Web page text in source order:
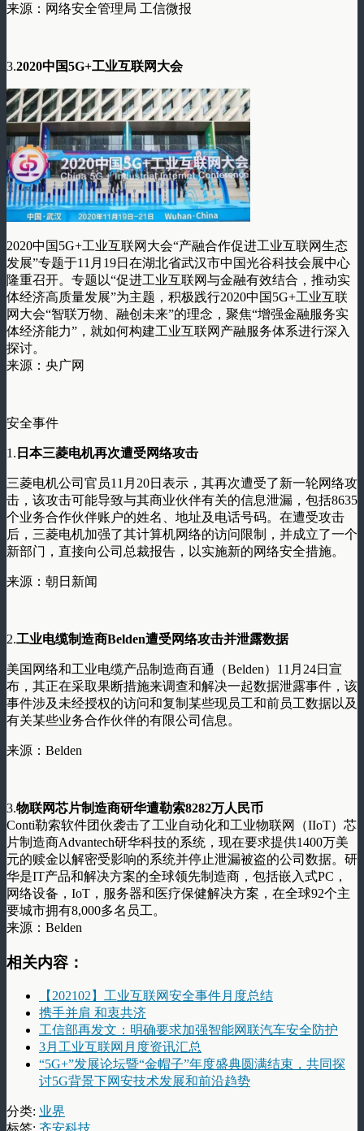
来源：网络安全管理局 工信微报
3.2020中国5G+工业互联网大会
2020中国5G+工业互联网大会“产融合作促进工业互联网生态
发展”专题于11月19日在湖北省武汉市中国光谷科技会展中心
隆重召开。专题以“促进工业互联网与金融有效结合，推动实
体经济高质量发展”为主题，积极践行2020中国5G+工业互联
网大会“智联万物、融创未来”的理念，聚焦“增强金融服务实
体经济能力”，就如何构建工业互联网产融服务体系进行深入
探讨。
来源：央广网
安全事件
1. 日本三菱电机再次遭受网络攻击
三菱电机公司官员11月20日表示，其再次遭受了新一轮网络攻
击，该攻击可能导致与其商业伙伴有关的信息泄漏，包括8635
个业务合作伙伴账户的姓名、地址及电话号码。在遭受攻击
后，三菱电机加强了其计算机网络的访问限制，并成立了一个
新部门，直接向公司总裁报告，以实施新的网络安全措施。
来源：朝日新闻
2.工业电缆制造商Belden遭受网络攻击并泄露数据
美国网络和工业电缆产品制造商百通（Belden）11月24日宣
布，其正在采取果断措施来调查和解决一起数据泄露事件，该
事件涉及未经授权的访问和复制某些现员工和前员工数据以及
有关某些业务合作伙伴的有限公司信息。
来源：Belden
3.物联网芯片制造商研华遭勒索8282万人民币
Conti勒索软件团伙袭击了工业自动化和工业物联网（IIoT）芯
片制造商Advantech研华科技的系统，现在要求提供1400万美
元的赎金以解密受影响的系统并停止泄漏被盗的公司数据。研
华是IT产品和解决方案的全球领先制造商，包括嵌入式PC，
网络设备，IoT，服务器和医疗保健解决方案，在全球92个主
要城市拥有8,000多名员工。
来源：Belden
相关内容：
【202102】工业互联网安全事件月度总结
携手并肩 和衷共济
工信部再发文：明确要求加强智能网联汽车安全防护
3月工业互联网月度资讯汇总
“5G+”发展论坛暨“金帽子”年度盛典圆满结束，共同探
讨5G背景下网安技术发展和前沿趋势
分类: 业界